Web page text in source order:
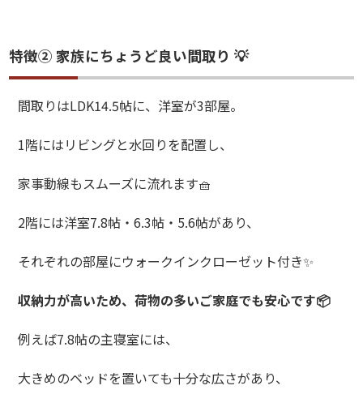
特徴② 家族にちょうど良い間取り 💡
間取りはLDK14.5帖に、洋室が3部屋。
1階にはリビングと水回りを配置し、
家事動線もスムーズに流れます🧺
2階には洋室7.8帖・6.3帖・ 5.6帖があり、
それぞれの部屋にウォークインクローゼット付き✨
収納力が高いため、荷物の多いご家庭でも安心です📦
例えば7.8帖の主寝室には、
大きめのベッドを置いても十分な広さがあり、